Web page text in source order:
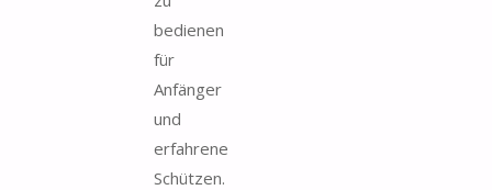
bedienen
für
Anfänger
und
erfahrene
Schützen.